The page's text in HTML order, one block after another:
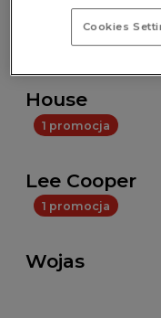
1 promocja
House
1 promocja
Lee Cooper
1 promocja
Wojas
Cookies